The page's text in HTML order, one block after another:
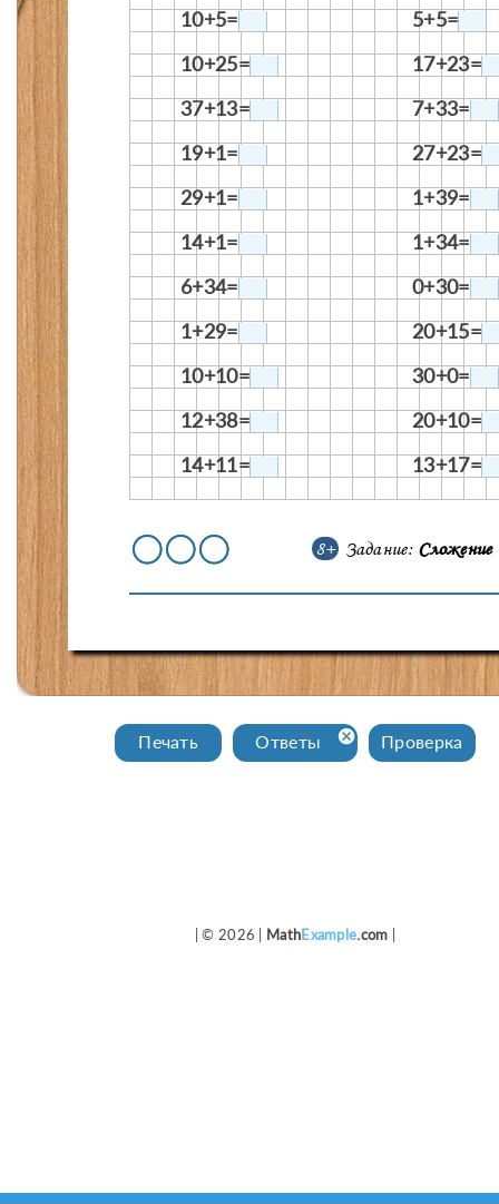
10+5=
5+5=
10+25=
17+23=
37+13=
7+33=
19+1=
27+23=
29+1=
1+39=
14+1=
1+34=
6+34=
0+30=
1+29=
20+15=
10+10=
30+0=
12+38=
20+10=
14+11=
13+17=
8+ Задание:
Печать Ответы Проверка
| © 2026 | MathExample.com